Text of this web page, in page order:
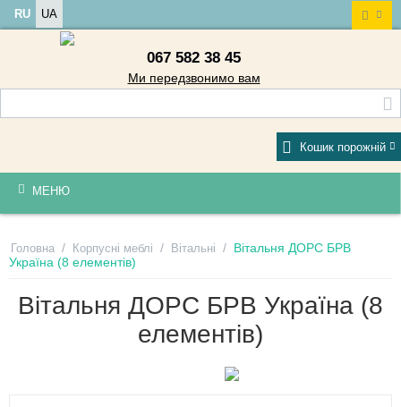
RU UA
067 582 38 45
Ми передзвонимо вам
Кошик порожній
МЕНЮ
Головна / Корпусні меблі / Вітальні / Вітальня ДОРС БРВ
Україна (8 елементів)
Вітальня ДОРС БРВ Україна (8
елементів)